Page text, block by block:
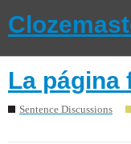
La página
Sentence Discussions